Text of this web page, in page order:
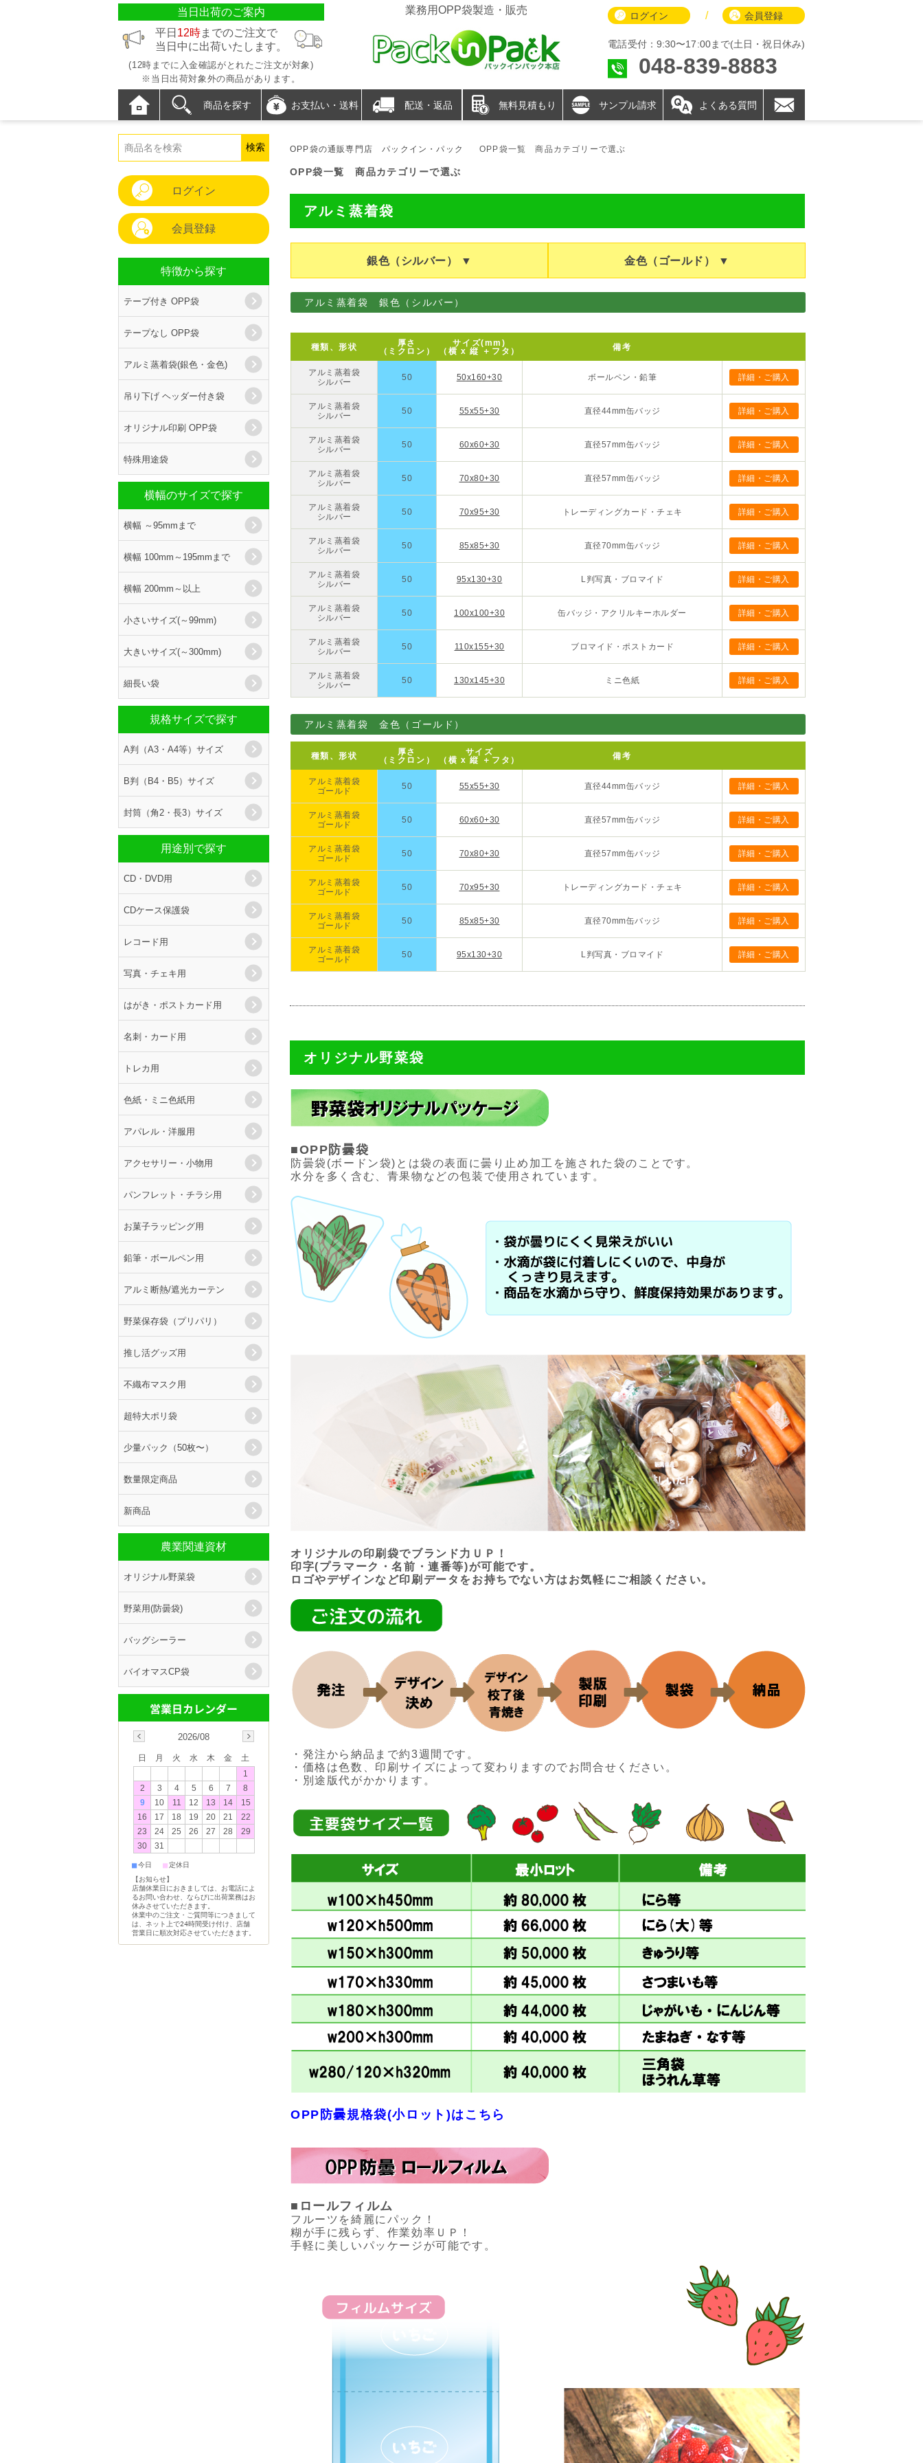
当日出荷のご案内
平日 12時までのご注文で
当日中に出荷いたします。
(12時までに入金確認がとれたご注文が対象)
※当日出荷対象外の商品があります。
業務用OPP袋製造・販売 ログイン / 会員登録
電話受付：9:30〜17:00まで(土日・祝日休み)
048-839-8883
商品を探す お支払い・送料 配送・返品 無料見積もり サンプル請求 よくある質問
OPP袋の通販専門店 パックイン・パック OPP袋一覧 商品カテゴリーで選ぶ
OPP袋一覧 商品カテゴリーで選ぶ
アルミ蒸着袋
銀色（シルバー） ▼ 金色（ゴールド） ▼
アルミ蒸着袋 銀色（シルバー）
種類、形状
厚さ
（ミクロン）
サイズ(mm)
（横 x 縦 ＋フタ）
備考
アルミ蒸着袋
シルバー
50 50x160+30 ボールペン・鉛筆 詳細・ご購入
アルミ蒸着袋
シルバー
50 55x55+30 直径44mm缶バッジ 詳細・ご購入
アルミ蒸着袋
シルバー
50 60x60+30 直径57mm缶バッジ 詳細・ご購入
アルミ蒸着袋
シルバー
50 70x80+30 直径57mm缶バッジ 詳細・ご購入
アルミ蒸着袋
シルバー
50 70x95+30 トレーディングカード・チェキ 詳細・ご購入
アルミ蒸着袋
シルバー
50 85x85+30 直径70mm缶バッジ 詳細・ご購入
アルミ蒸着袋
シルバー
50 95x130+30 L判写真・ブロマイド 詳細・ご購入
アルミ蒸着袋
シルバー
50 100x100+30 缶バッジ・アクリルキーホルダー 詳細・ご購入
アルミ蒸着袋
シルバー
50 110x155+30 ブロマイド・ポストカード 詳細・ご購入
アルミ蒸着袋
シルバー
50 130x145+30 ミニ色紙 詳細・ご購入
アルミ蒸着袋 金色（ゴールド）
種類、形状
厚さ
（ミクロン）
サイズ
（横 x 縦 ＋フタ）
備考
アルミ蒸着袋
ゴールド
50 55x55+30 直径44mm缶バッジ 詳細・ご購入
アルミ蒸着袋
ゴールド
50 60x60+30 直径57mm缶バッジ 詳細・ご購入
アルミ蒸着袋
ゴールド
50 70x80+30 直径57mm缶バッジ 詳細・ご購入
アルミ蒸着袋
ゴールド
50 70x95+30 トレーディングカード・チェキ 詳細・ご購入
アルミ蒸着袋
ゴールド
50 85x85+30 直径70mm缶バッジ 詳細・ご購入
アルミ蒸着袋
ゴールド
50 95x130+30 L判写真・ブロマイド 詳細・ご購入
オリジナル野菜袋
■OPP防曇袋
防曇袋(ボードン袋)とは袋の表面に曇り止め加工を施された袋のことです。
水分を多く含む、青果物などの包装で使用されています。
オリジナルの印刷袋でブランド力ＵＰ！
印字(プラマーク・名前・連番等)が可能です。
ロゴやデザインなど印刷データをお持ちでない方はお気軽にご相談ください。
・発注から納品まで約3週間です。
・価格は色数、印刷サイズによって変わりますのでお問合せください。
・別途版代がかかります。
OPP防曇規格袋(小ロット)はこちら
■ロールフィルム
フルーツを綺麗にパック！
糊が手に残らず、作業効率ＵＰ！
手軽に美しいパッケージが可能です。
ログイン
会員登録
特徴から探す
テープ付き OPP袋
テープなし OPP袋
アルミ蒸着袋(銀色・金色)
吊り下げ ヘッダー付き袋
オリジナル印刷 OPP袋
特殊用途袋
横幅のサイズで探す
横幅 ～95mmまで
横幅 100mm～195mmまで
横幅 200mm～以上
小さいサイズ(～99mm)
大きいサイズ(～300mm)
細長い袋
規格サイズで探す
A判（A3・A4等）サイズ
B判（B4・B5）サイズ
封筒（角2・長3）サイズ
用途別で探す
CD・DVD用
CDケース保護袋
レコード用
写真・チェキ用
はがき・ポストカード用
名刺・カード用
トレカ用
色紙・ミニ色紙用
アパレル・洋服用
アクセサリー・小物用
パンフレット・チラシ用
お菓子ラッピング用
鉛筆・ボールペン用
アルミ断熱/遮光カーテン
野菜保存袋（プリパリ）
推し活グッズ用
不織布マスク用
超特大ポリ袋
少量パック（50枚〜）
数量限定商品
新商品
農業関連資材
オリジナル野菜袋
野菜用(防曇袋)
バッグシーラー
バイオマスCP袋
2026/08
日 月 火 水 木 金
土
1
2
3 4 5 6 7
8
9
10 11 12 13 14
15
16
17 18 19 20 21
22
23
24 25 26 27 28
29
30
31
■今日 ■定休日
【お知らせ】
店舗休業日におきましては、お電話によ
るお問い合わせ、ならびに出荷業務はお
休みさせていただきます。
休業中のご注文・ご質問等につきまして
は、ネット上で24時間受け付け、店舗
営業日に順次対応させていただきます。